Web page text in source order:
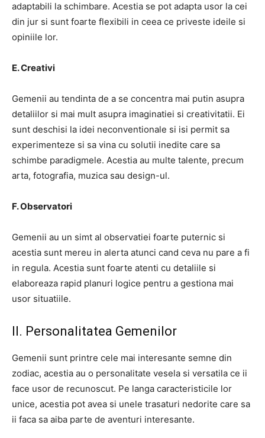
adaptabili la schimbare. Acestia se pot adapta usor la cei
din jur si sunt foarte flexibili in ceea ce priveste ideile si
opiniile lor.
E. Creativi
Gemenii au tendinta de a se concentra mai putin asupra
detaliilor si mai mult asupra imaginatiei si creativitatii. Ei
sunt deschisi la idei neconventionale si isi permit sa
experimenteze si sa vina cu solutii inedite care sa
schimbe paradigmele. Acestia au multe talente, precum
arta, fotografia, muzica sau design-ul.
F. Observatori
Gemenii au un simt al observatiei foarte puternic si
acestia sunt mereu in alerta atunci cand ceva nu pare a fi
in regula. Acestia sunt foarte atenti cu detaliile si
elaboreaza rapid planuri logice pentru a gestiona mai
usor situatiile.
II. Personalitatea Gemenilor
Gemenii sunt printre cele mai interesante semne din
zodiac, acestia au o personalitate vesela si versatila ce ii
face usor de recunoscut. Pe langa caracteristicile lor
unice, acestia pot avea si unele trasaturi nedorite care sa
ii faca sa aiba parte de aventuri interesante.